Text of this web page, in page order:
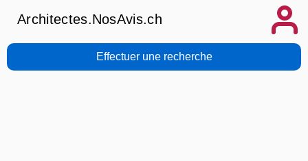
Architectes.NosAvis.ch
Effectuer une recherche